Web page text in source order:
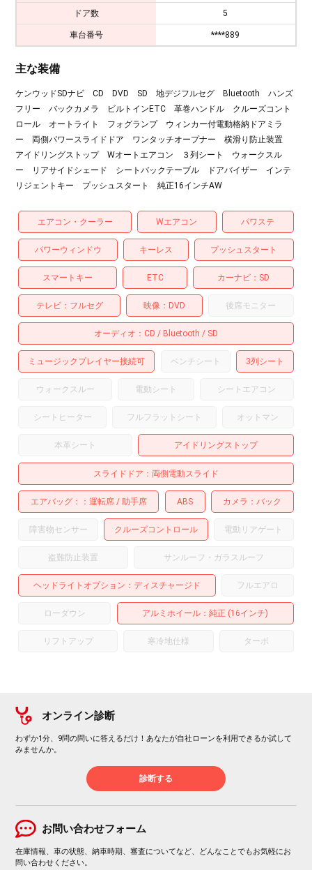
ドア数 5
車台番号 ****889
主な装備
ケンウッドSDナビ CD DVD SD 地デジフルセグ Bluetooth ハンズ
フリー バックカメラ ビルトインETC 革巻ハンドル クルーズコント
ロール オートライト フォグランプ ウィンカー付電動格納ドアミラ
ー 両側パワースライドドア ワンタッチオープナー 横滑り防止装置
アイドリングストップ Wオートエアコン ３列シート ウォークスル
ー リアサイドシェード シートバックテーブル ドアバイザー インテ
リジェントキー プッシュスタート 純正16インチAW
エアコン・クーラー Wエアコン パワステ
パワーウィンドウ キーレス プッシュスタート
スマートキー ETC カーナビ SD
テレビ フルセグ 映像 DVD 後席モニター
オーディオ CD Bluetooth SD
ミュージックプレイヤー接続可 ベンチシート 3列シート
ウォークスルー 電動シート シートエアコン
シートヒーター フルフラットシート オットマン
本革シート アイドリングストップ
スライドドア 両側電動スライド
エアバッグ： 運転席 助手席 ABS カメラ バック
障害物センサー クルーズコントロール 電動リアゲート
盗難防止装置 サンルーフ・ガラスルーフ
ヘッドライトオプション ディスチャージド フルエアロ
ローダウン アルミホイール ：純正 (16インチ)
リフトアップ 寒冷地仕様 ターボ
オンライン診断
わずか1分、9問の問いに答えるだけ！あなたが自社ローンを利用できるか試して
みませんか。
診断する
お問い合わせフォーム
在庫情報、車の状態、納車時期、審査についてなど、どんなことでもお気軽にお
問い合わせください。